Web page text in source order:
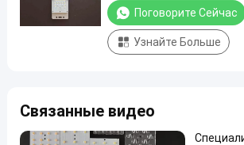
привел
светлые
СМД
Поговорите Сейчас
Узнайте Больше
Связанные видео